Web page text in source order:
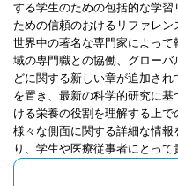
する学生のための包括的な学
ための信頼のおけるリファレン
世界中の著名な専門家によっ
域の専門職との協働、グロー
どに関する新しい章が追加さ
を置き、最新の科学的研究に
ける栄養の役割を理解する上
様々な側面に関する詳細な情
り、学生や医療従事者にとって